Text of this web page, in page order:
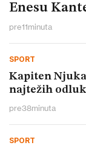
Enesu
pre11minuta
SPORT
Kapiten
najtežih
pre38minuta
SPORT